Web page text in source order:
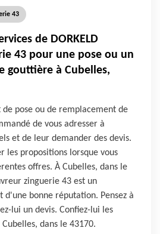
43
de DORKELD
43 pour une pose ou un
gouttière à Cubelles,
de pose ou de remplacement de
de vous adresser à
et de leur demander des devis.
les propositions lorsque vous
offres. À Cubelles, dans le
zinguerie 43 est un
d'une bonne réputation. Pensez à
lui un devis. Confiez-lui les
dans le 43170.